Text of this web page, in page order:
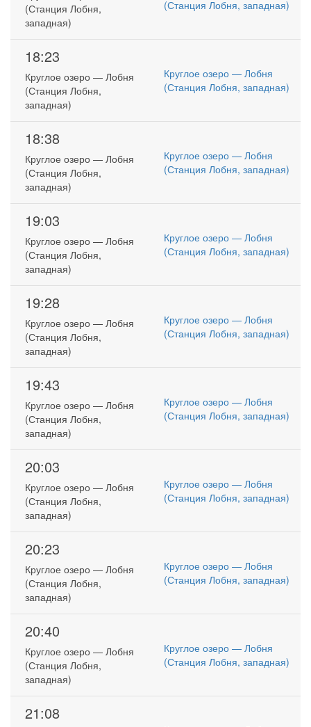
(Станция Лобня,
западная)
(Станция Лобня, западная)
18:23
Круглое озеро — Лобня
(Станция Лобня,
западная)
Круглое озеро — Лобня
(Станция Лобня, западная)
18:38
Круглое озеро — Лобня
(Станция Лобня,
западная)
Круглое озеро — Лобня
(Станция Лобня, западная)
19:03
Круглое озеро — Лобня
(Станция Лобня,
западная)
Круглое озеро — Лобня
(Станция Лобня, западная)
19:28
Круглое озеро — Лобня
(Станция Лобня,
западная)
Круглое озеро — Лобня
(Станция Лобня, западная)
19:43
Круглое озеро — Лобня
(Станция Лобня,
западная)
Круглое озеро — Лобня
(Станция Лобня, западная)
20:03
Круглое озеро — Лобня
(Станция Лобня,
западная)
Круглое озеро — Лобня
(Станция Лобня, западная)
20:23
Круглое озеро — Лобня
(Станция Лобня,
западная)
Круглое озеро — Лобня
(Станция Лобня, западная)
20:40
Круглое озеро — Лобня
(Станция Лобня,
западная)
Круглое озеро — Лобня
(Станция Лобня, западная)
21:08